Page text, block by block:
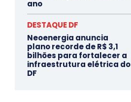
ano
DESTAQUE DF
Neoenergia anuncia
plano recorde de R$ 3,1
bilhões para fortalecer a
infraestrutura elétrica do
DF